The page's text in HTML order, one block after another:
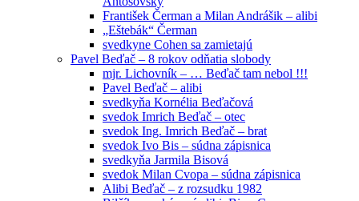
František Čerman a Milan Andrášik – alibi
„Eštebák“ Čerman
svedkyne Cohen sa zamietajú
Pavel Beďač – 8 rokov odňatia slobody
mjr. Lichovník – … Beďač tam nebol !!!
Pavel Beďač – alibi
svedkyňa Kornélia Beďačová
svedok Imrich Beďač – otec
svedok Ing. Imrich Beďač – brat
svedok Ivo Bis – súdna zápisnica
svedkyňa Jarmila Bisová
svedok Milan Cvopa – súdna zápisnica
Alibi Beďač – z rozsudku 1982